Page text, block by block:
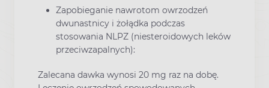
Zapobieganie nawrotom owrzodzeń
dwunastnicy i żołądka podczas
stosowania NLPZ (niesteroidowych leków
przeciwzapalnych):
Zalecana dawka wynosi 20 mg raz na dobę.